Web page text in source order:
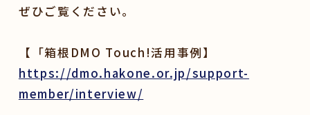
ぜひご覧ください。
【「箱根DMO Touch!活用事例】
https://dmo.hakone.or.jp/support-
member/interview/